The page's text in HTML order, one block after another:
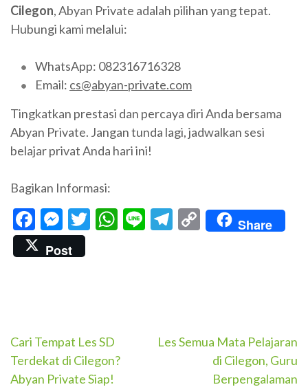
Cilegon, Abyan Private adalah pilihan yang tepat.
Hubungi kami melalui:
WhatsApp: 082316716328
Email: cs@abyan-private.com
Tingkatkan prestasi dan percaya diri Anda bersama
Abyan Private. Jangan tunda lagi, jadwalkan sesi
belajar privat Anda hari ini!
Bagikan Informasi:
Facebook
Messenger
Twitter
WhatsApp
LineTelegram
CopyShare
Post
Navigasi
pos
Cari Tempat Les SD
Terdekat di Cilegon?
Abyan Private Siap!
Les Semua Mata Pelajaran
di Cilegon, Guru
Berpengalaman